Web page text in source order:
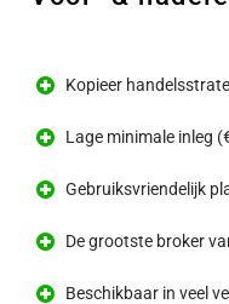
Kopieer
Lage minimale inleg
Gebruiksvriendelijk
De grootste broker
Beschikbaar in veel